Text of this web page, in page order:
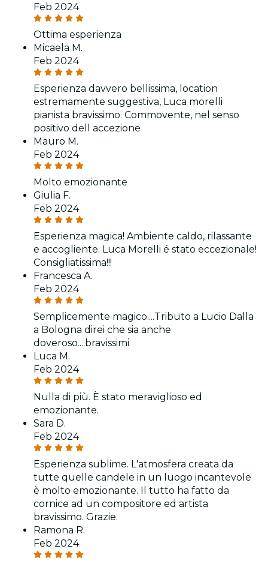
Feb 2024
Ottima esperienza
Micaela M.
Feb 2024
Esperienza davvero bellissima, location
estremamente suggestiva, Luca morelli
pianista bravissimo. Commovente, nel senso
positivo dell accezione
Mauro M.
Feb 2024
Molto emozionante
Giulia F.
Feb 2024
Esperienza magica! Ambiente caldo, rilassante
e accogliente. Luca Morelli é stato eccezionale!
Consigliatissima!!!
Francesca A.
Feb 2024
Semplicemente magico....Tributo a Lucio Dalla
a Bologna direi che sia anche
doveroso....bravissimi
Luca M.
Feb 2024
Nulla di più. È stato meraviglioso ed
emozionante.
Sara D.
Feb 2024
Esperienza sublime. L'atmosfera creata da
tutte quelle candele in un luogo incantevole
è molto emozionante. Il tutto ha fatto da
cornice ad un compositore ed artista
bravissimo. Grazie.
Ramona R.
Feb 2024